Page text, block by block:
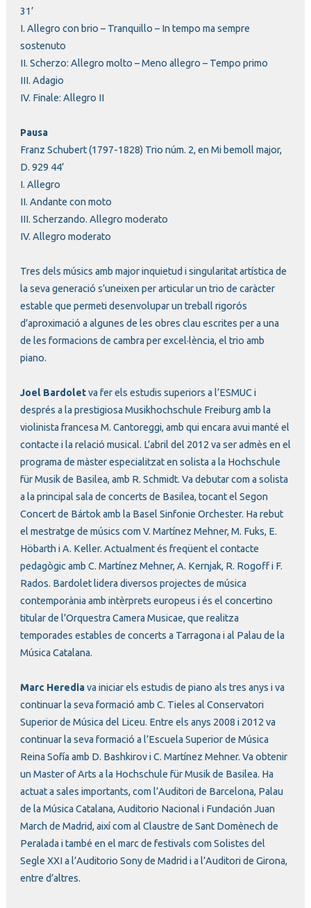
31’
I. Allegro con brio – Tranquillo – In tempo ma sempre
sostenuto
II. Scherzo: Allegro molto – Meno allegro – Tempo primo
III. Adagio
IV. Finale: Allegro II
Pausa
Franz Schubert (1797-1828) Trio núm. 2, en Mi bemoll major,
D. 929 44’
I. Allegro
II. Andante con moto
III. Scherzando. Allegro moderato
IV. Allegro moderato
Tres dels músics amb major inquietud i singularitat artística de
la seva generació s’uneixen per articular un trio de caràcter
estable que permeti desenvolupar un treball rigorós
d’aproximació a algunes de les obres clau escrites per a una
de les formacions de cambra per excel·lència, el trio amb
piano.
Joel Bardoletva fer els estudis superiors a l’ESMUC i
després a la prestigiosa Musikhochschule Freiburg amb la
violinista francesa M. Cantoreggi, amb qui encara avui manté el
contacte i la relació musical. L’abril del 2012 va ser admès en el
programa de màster especialitzat en solista a la Hochschule
für Musik de Basilea, amb R. Schmidt. Va debutar com a solista
a la principal sala de concerts de Basilea, tocant el Segon
Concert de Bártok amb la Basel Sinfonie Orchester. Ha rebut
el mestratge de músics com V. Martínez Mehner, M. Fuks, E.
Höbarth i A. Keller. Actualment és freqüent el contacte
pedagògic amb C. Martínez Mehner, A. Kernjak, R. Rogoff i F.
Rados. Bardolet lidera diversos projectes de música
contemporània amb intèrprets europeus i és el concertino
titular de l’Orquestra Camera Musicae, que realitza
temporades estables de concerts a Tarragona i al Palau de la
Música Catalana.
Marc Herediava iniciar els estudis de piano als tres anys i va
continuar la seva formació amb C. Tieles al Conservatori
Superior de Música del Liceu. Entre els anys 2008 i 2012 va
continuar la seva formació a l’Escuela Superior de Música
Reina Sofía amb D. Bashkirov i C. Martínez Mehner. Va obtenir
un Master of Arts a la Hochschule für Musik de Basilea. Ha
actuat a sales importants, com l’Auditori de Barcelona, Palau
de la Música Catalana, Auditorio Nacional i Fundación Juan
March de Madrid, així com al Claustre de Sant Domènech de
Peralada i també en el marc de festivals com Solistes del
Segle XXI a l’Auditorio Sony de Madrid i a l’Auditori de Girona,
entre d’altres.